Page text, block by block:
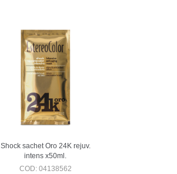
Shock sachet Oro 24K rejuv.
intens x50ml.
COD: 04138562